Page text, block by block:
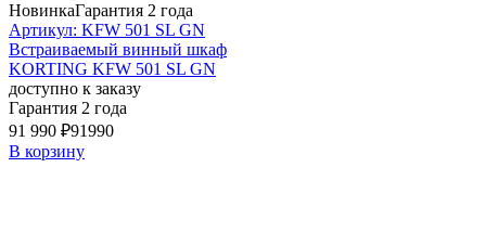
НовинкаГарантия 2 года
Артикул: KFW 501 SL GN
Встраиваемый винный шкаф
KORTING KFW 501 SL GN
доступно к заказу
Гарантия 2 года
91 990 ₽91990
В корзину